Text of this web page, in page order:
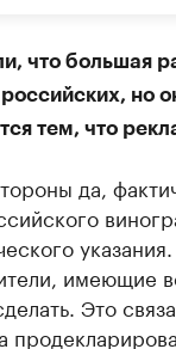
что большая
но
тем, что
да,
имеющие
Это